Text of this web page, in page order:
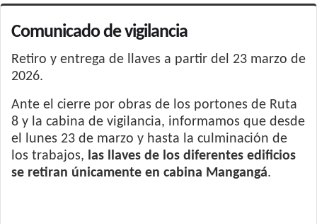
Comunicado de vigilancia
Retiro y entrega de llaves a partir del 23 marzo de
2026.
Ante el cierre por obras de los portones de Ruta
8 y la cabina de vigilancia, informamos que desde
el lunes 23 de marzo y hasta la culminación de
los trabajos, las llaves de los diferentes edificios
se retiran únicamente en cabina Mangangá.